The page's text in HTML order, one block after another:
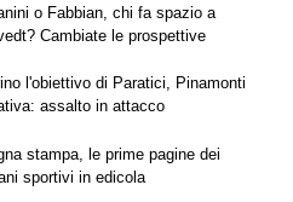
caccia al giusto incastro
o Fabbian, chi fa spazio a
Cambiate le prospettive
l'obiettivo di Paratici, Pinamonti
assalto in attacco
stampa, le prime pagine dei
sportivi in edicola